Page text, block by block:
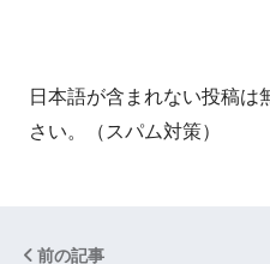
日本語が含まれない投稿は
さい。（スパム対策）
前の記事